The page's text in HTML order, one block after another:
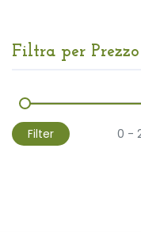
Filtra per Prezzo
Filter